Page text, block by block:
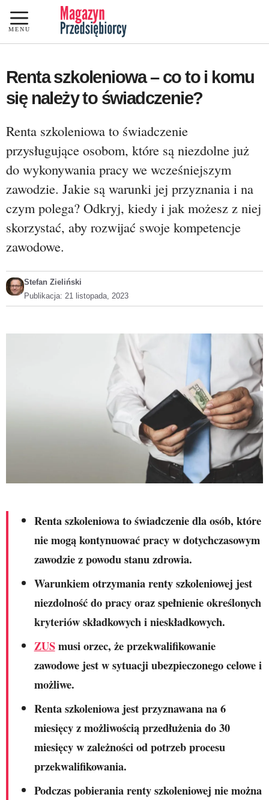
Przejdź
do
treści
MENU
Renta szkoleniowa – co to i komu
się należy to świadczenie?
Renta szkoleniowa to świadczenie
przysługujące osobom, które są niezdolne już
do wykonywania pracy we wcześniejszym
zawodzie. Jakie są warunki jej przyznania i na
czym polega? Odkryj, kiedy i jak możesz z niej
skorzystać, aby rozwijać swoje kompetencje
zawodowe.
Stefan Zieliński
Publikacja: 21 listopada, 2023
Renta szkoleniowa to świadczenie dla osób, które
nie mogą kontynuować pracy w dotychczasowym
zawodzie z powodu stanu zdrowia.
Warunkiem otrzymania renty szkoleniowej jest
niezdolność do pracy oraz spełnienie określonych
kryteriów składkowych i nieskładkowych.
ZUSmusi orzec, że przekwalifikowanie
zawodowe jest w sytuacji ubezpieczonego celowe i
możliwe.
Renta szkoleniowa jest przyznawana na 6
miesięcy z możliwością przedłużenia do 30
miesięcy w zależności od potrzeb procesu
przekwalifikowania.
Podczas pobierania renty szkoleniowej nie można